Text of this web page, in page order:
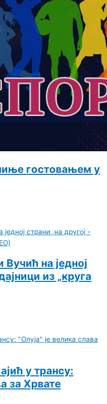
гостовањем у
на једној
из „круга
у трансу:
за Хрвате